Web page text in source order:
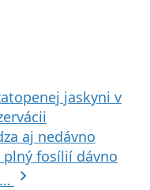
jaskyni v
aj nedávno
fosílií dávno
chevron_right